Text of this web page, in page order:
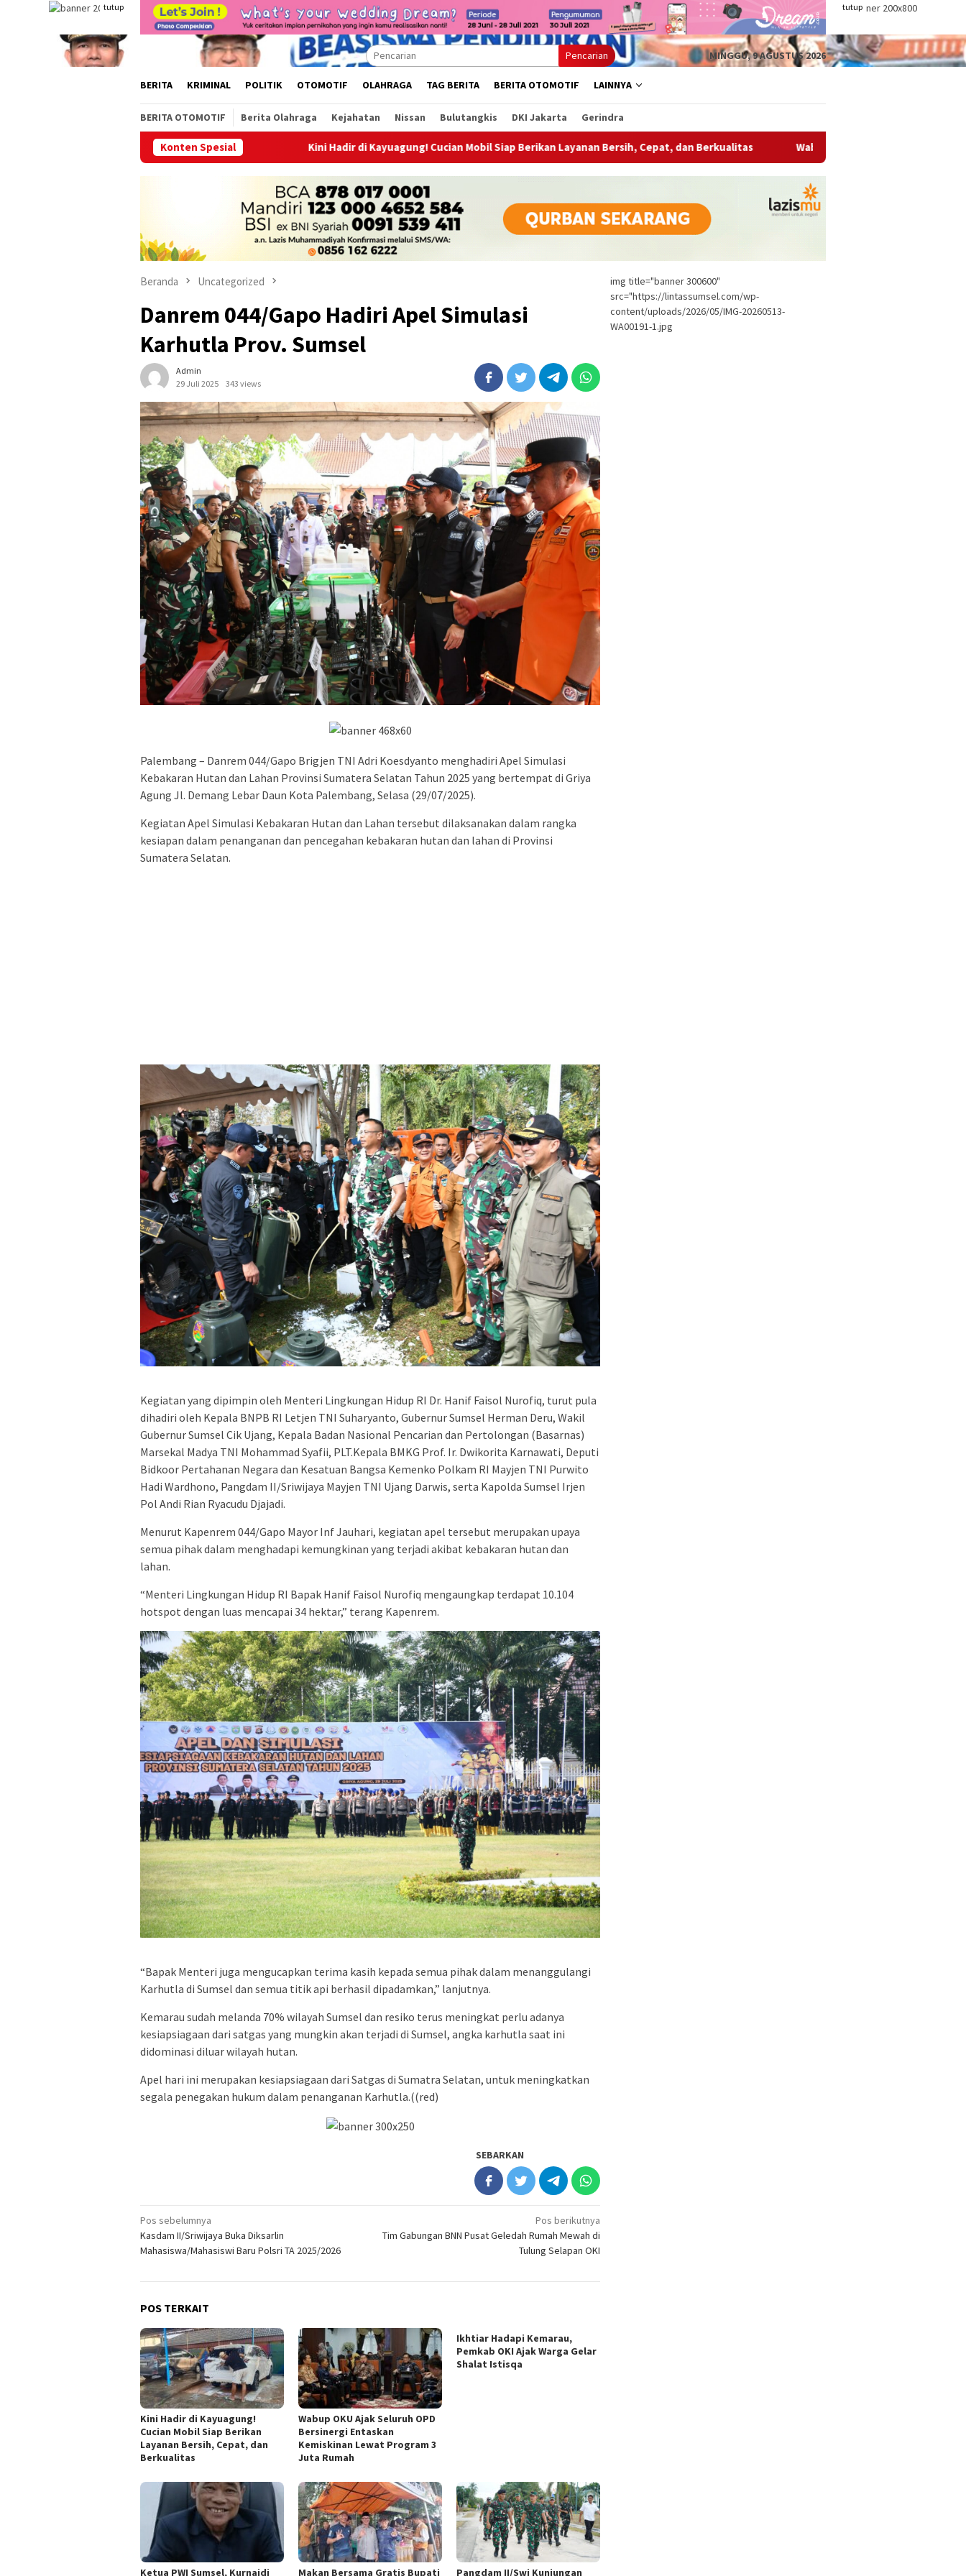
tutup tutup
Pencarian MINGGU, 9 AGUSTUS 2026
BERITA KRIMINAL POLITIK OTOMOTIF OLAHRAGA TAG BERITA BERITA OTOMOTIF LAINNYA
BERITA OTOMOTIF Berita Olahraga Kejahatan Nissan Bulutangkis DKI Jakarta Gerindra
Konten Spesial
Kini Hadir di Kayuagung! Cucian Mobil Siap Berikan Layanan Bersih, Cepat, dan Berkualitas Wabup OKU Ajak Seluruh OPD Bersinergi Entaskan
Beranda Uncategorized
Danrem 044/Gapo Hadiri Apel Simulasi
Karhutla Prov. Sumsel
Admin
29 Juli 2025
343 views
Palembang – Danrem 044/Gapo Brigjen TNI Adri Koesdyanto menghadiri Apel Simulasi
Kebakaran Hutan dan Lahan Provinsi Sumatera Selatan Tahun 2025 yang bertempat di Griya
Agung Jl. Demang Lebar Daun Kota Palembang, Selasa (29/07/2025).
Kegiatan Apel Simulasi Kebakaran Hutan dan Lahan tersebut dilaksanakan dalam rangka
kesiapan dalam penanganan dan pencegahan kebakaran hutan dan lahan di Provinsi
Sumatera Selatan.
Kegiatan yang dipimpin oleh Menteri Lingkungan Hidup RI Dr. Hanif Faisol Nurofiq, turut pula
dihadiri oleh Kepala BNPB RI Letjen TNI Suharyanto, Gubernur Sumsel Herman Deru, Wakil
Gubernur Sumsel Cik Ujang, Kepala Badan Nasional Pencarian dan Pertolongan (Basarnas)
Marsekal Madya TNI Mohammad Syafii, PLT.Kepala BMKG Prof. Ir. Dwikorita Karnawati, Deputi
Bidkoor Pertahanan Negara dan Kesatuan Bangsa Kemenko Polkam RI Mayjen TNI Purwito
Hadi Wardhono, Pangdam II/Sriwijaya Mayjen TNI Ujang Darwis, serta Kapolda Sumsel Irjen
Pol Andi Rian Ryacudu Djajadi.
Menurut Kapenrem 044/Gapo Mayor Inf Jauhari, kegiatan apel tersebut merupakan upaya
semua pihak dalam menghadapi kemungkinan yang terjadi akibat kebakaran hutan dan
lahan.
“Menteri Lingkungan Hidup RI Bapak Hanif Faisol Nurofiq mengaungkap terdapat 10.104
hotspot dengan luas mencapai 34 hektar,” terang Kapenrem.
“Bapak Menteri juga mengucapkan terima kasih kepada semua pihak dalam menanggulangi
Karhutla di Sumsel dan semua titik api berhasil dipadamkan,” lanjutnya.
Kemarau sudah melanda 70% wilayah Sumsel dan resiko terus meningkat perlu adanya
kesiapsiagaan dari satgas yang mungkin akan terjadi di Sumsel, angka karhutla saat ini
didominasi diluar wilayah hutan.
Apel hari ini merupakan kesiapsiagaan dari Satgas di Sumatra Selatan, untuk meningkatkan
segala penegakan hukum dalam penanganan Karhutla.((red)
SEBARKAN
Navigasi
pos
Pos sebelumnya
Kasdam II/Sriwijaya Buka Diksarlin
Mahasiswa/Mahasiswi Baru Polsri TA 2025/2026
Pos berikutnya
Tim Gabungan BNN Pusat Geledah Rumah Mewah di
Tulung Selapan OKI
POS TERKAIT
Kini Hadir di Kayuagung!
Cucian Mobil Siap Berikan
Layanan Bersih, Cepat, dan
Berkualitas
Wabup OKU Ajak Seluruh OPD
Bersinergi Entaskan
Kemiskinan Lewat Program 3
Juta Rumah
Ikhtiar Hadapi Kemarau,
Pemkab OKI Ajak Warga Gelar
Shalat Istisqa
Ketua PWI Sumsel, Kurnaidi Makan Bersama Gratis Bupati Pangdam II/Swj Kunjungan
img title="banner 300600"
src="https://lintassumsel.com/wp-
content/uploads/2026/05/IMG-20260513-
WA00191-1.jpg